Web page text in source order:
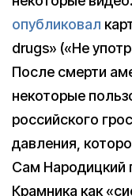
опубликовал
drugs» («Не
После смерти
некоторые
российского
давления,
Сам Народицкий
Крамника как